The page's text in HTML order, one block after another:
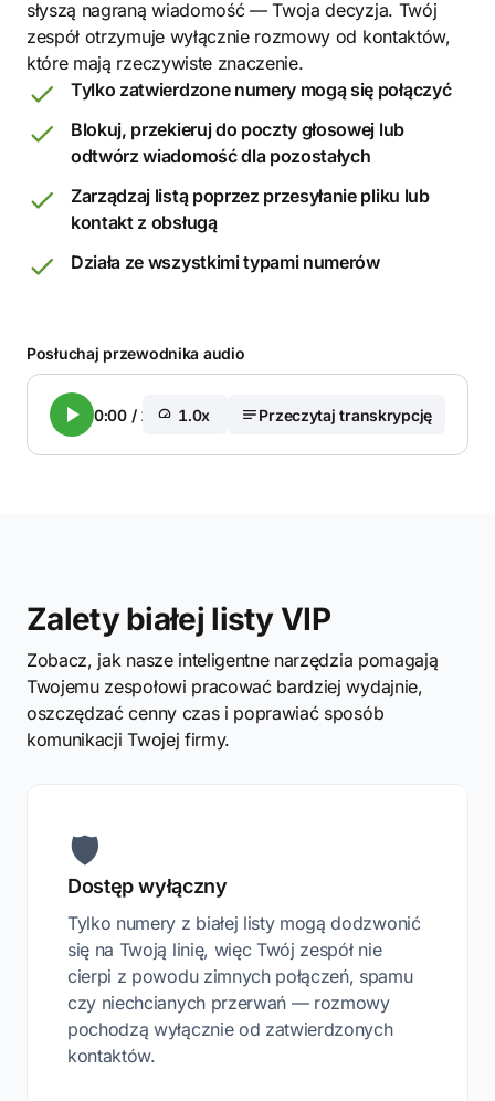
słyszą nagraną wiadomość — Twoja decyzja. Twój
zespół otrzymuje wyłącznie rozmowy od kontaktów,
które mają rzeczywiste znaczenie.
Tylko zatwierdzone numery mogą się połączyć
Blokuj, przekieruj do poczty głosowej lub
odtwórz wiadomość dla pozostałych
Zarządzaj listą poprzez przesyłanie pliku lub
kontakt z obsługą
Działa ze wszystkimi typami numerów
Posłuchaj przewodnika audio
0:00/ 1:29 1.0x Przeczytaj transkrypcję
Zalety białej listy VIP
Zobacz, jak nasze inteligentne narzędzia pomagają
Twojemu zespołowi pracować bardziej wydajnie,
oszczędzać cenny czas i poprawiać sposób
komunikacji Twojej firmy.
🛡️
Dostęp wyłączny
Tylko numery z białej listy mogą dodzwonić
się na Twoją linię, więc Twój zespół nie
cierpi z powodu zimnych połączeń, spamu
czy niechcianych przerwań — rozmowy
pochodzą wyłącznie od zatwierdzonych
kontaktów.